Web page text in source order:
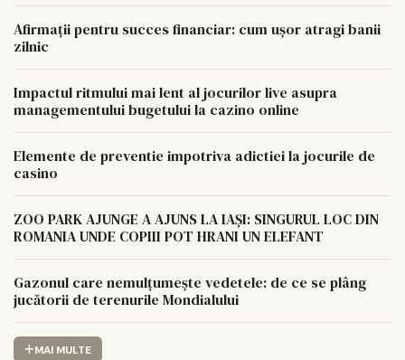
Afirmații pentru succes financiar: cum ușor atragi banii
zilnic
Impactul ritmului mai lent al jocurilor live asupra
managementului bugetului la cazino online
Elemente de preventie impotriva adictiei la jocurile de
casino
ZOO PARK AJUNGE A AJUNS LA IAȘI: SINGURUL LOC DIN
ROMANIA UNDE COPIII POT HRANI UN ELEFANT
Gazonul care nemulțumește vedetele: de ce se plâng
jucătorii de terenurile Mondialului
MAI MULTE